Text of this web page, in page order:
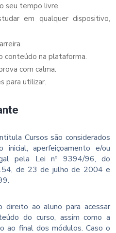
seu tempo livre.
em qualquer dispositivo,
conteúdo na plataforma.
com calma.
para utilizar.
Cursos são considerados
inicial, aperfeiçoamento e/ou
pela Lei nº 9394/96, do
de 23 de julho de 2004 e
direito ao aluno para acessar
do curso, assim como a
ao final dos módulos. Caso o